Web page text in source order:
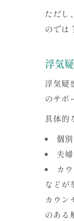
ただし
のでは
浮気
浮気疑
のサポ
具体的
個
夫
カ
などが
カウン
のある